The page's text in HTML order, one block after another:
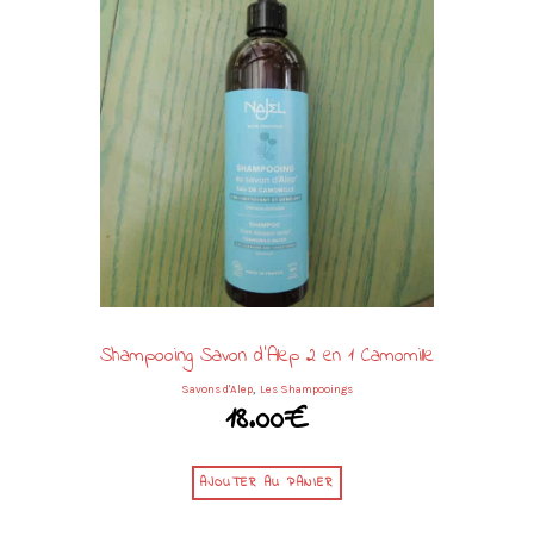
Shampooing Savon d’Alep 2 en 1 Camomille
Savons d'Alep Les Shampooings
18.00€
AJOUTER AU PANIER